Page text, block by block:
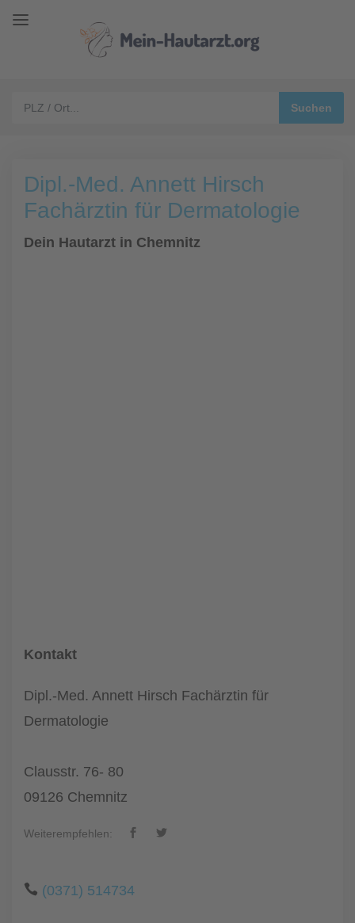
Dipl.-Med. Annett Hirsch
Fachärztin für Dermatologie
Dein Hautarzt in Chemnitz
Kontakt
Dipl.-Med. Annett Hirsch Fachärztin für
Dermatologie
Clausstr. 76- 80
09126 Chemnitz
Weiterempfehlen:
(0371) 514734